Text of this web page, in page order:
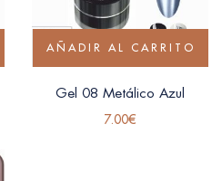
AÑADIR AL CARRITO
Gel 08 Metálico Azul
7.00€